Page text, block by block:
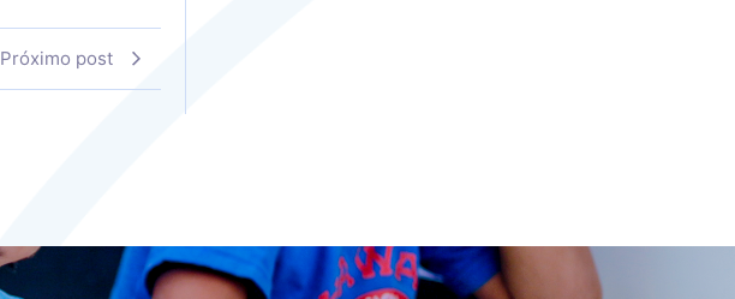
Próximo post